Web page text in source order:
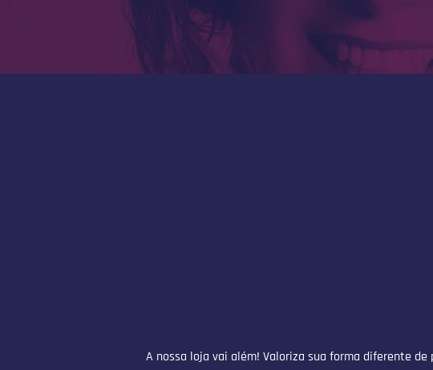
A nossa loja vai além! Valoriza sua forma diferente